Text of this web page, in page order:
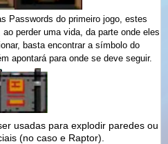
Passwords do primeiro jogo, estes
ao perder uma vida, da parte onde eles
basta encontrar a símbolo do
apontará para onde se deve seguir.
usadas para explodir paredes ou
(no caso e Raptor).